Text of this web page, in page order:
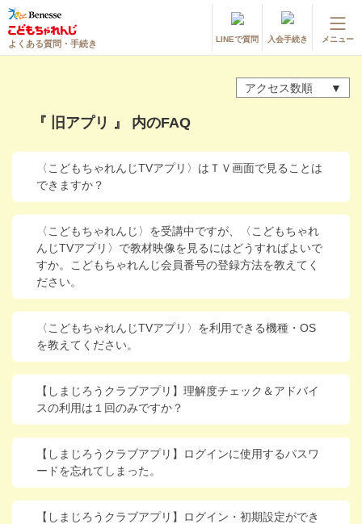
よくある質問・手続き LINEで質問 入会手続き メニュー
よくある質問・お問い合わせ
カテゴリーから探す
お問い合わせ窓口
他の講座のよくある質問・手続きはこちら
進研ゼミ 小学講座
進研ゼミ 中学講座
進研ゼミ 中学講座 中高一貫
進研ゼミ 高校講座
こどもちゃれんじのご紹介はこちら
アクセス数順
『 旧アプリ 』 内のFAQ
〈こどもちゃれんじTVアプリ〉はＴＶ画面で見ることは
できますか？
〈こどもちゃれんじ〉を受講中ですが、〈こどもちゃれ
んじTVアプリ〉で教材映像を見るにはどうすればよいで
すか。こどもちゃれんじ会員番号の登録方法を教えてく
ださい。
〈こどもちゃれんじTVアプリ〉を利用できる機種・OS
を教えてください。
【しまじろうクラブアプリ】理解度チェック＆アドバイ
スの利用は１回のみですか？
【しまじろうクラブアプリ】ログインに使用するパスワ
ードを忘れてしまった。
【しまじろうクラブアプリ】ログイン・初期設定ができ